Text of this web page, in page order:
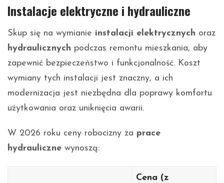
Instalacje elektryczne i hydrauliczne
Skup się na wymianie instalacji elektrycznych oraz
hydraulicznych podczas remontu mieszkania, aby
zapewnić bezpieczeństwo i funkcjonalność. Koszt
wymiany tych instalacji jest znaczny, a ich
modernizacja jest niezbędna dla poprawy komfortu
użytkowania oraz uniknięcia awarii.
W 2026 roku ceny robocizny za prace
hydrauliczne wynoszą:
Cena (z